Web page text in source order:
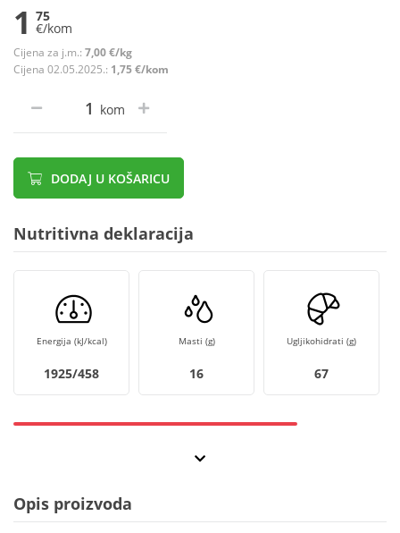
1 75
€/kom
Cijena za j.m.: 7,00 €/kg
Cijena 02.05.2025.: 1,75 €/kom
kom
DODAJ U KOŠARICU
Nutritivna deklaracija
Energija (kJ/kcal)
1925/458
Masti (g)
16
Ugljikohidrati (g)
67
Opis proizvoda